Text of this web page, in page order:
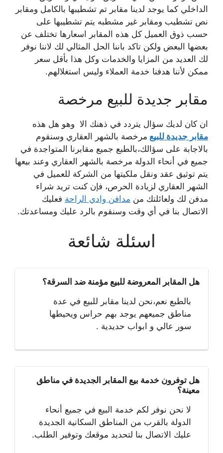
الداخلي كما يوجد لدينا مقابر تم تشطيبها بالكامل ومقابر
نص تشطيب ومقابر غير مشطبه يتم تشطيبها على
حسب ذوق العميل كل هذه المقابر اسعارها تختلف عن
بعضها البعض ولكن تاكد باننا الحل المثالي لك لاننا نوفر
لك العديد من المزايا والخدمات وكل هذا بأقل سعر
ممكن لأننا هدفنا خدمة العملاء وليس استغلالهم.
مقابر جديدة للبيع مرخصة
ان كان لديك سؤال يتردد في ذهنك الا وهو هل هذه
مقابر جديدة للبيع مرخصة بالشهر العقاري وسنقوم
بالاجابة على سؤالك،بالطبع جميع مقابرنا المتواجدة في
جميع في أنحاء الدولة مرخصة بالشهر العقاري وعند بيعها
يتم توثيق عقد ونقل ملكيتها من الشركة للعميل في
الشهر العقاري لزيادة الحرص، فإن كنت تريد شراء
مدفن لك ولعائلتك من مدافن وادي الراحة فعليك
الاتصال بنا في أي وقت وسنقوم بالرد عليك ومساعدتك.
اسئلة شائعة
هل المقابر المعروضة للبيع مؤمنة ضد السرقة؟
بالطبع نعم،نحن لدينا مقابر للبيع في عدة
مناطق جميعهم يوجد بهم حراس ويحيطها
سور عالي و ابواب حديدية .
هل توفرون خدمة بيع المقابر الجديدة في مناطق
معينة؟
لا نحن نوفر لكم خدمة البيع في جميع أنحاء
الدولة بالقرب من المناطق السكانية الجديدة
عليك الاتصال بنا لتحديد موقعك وتوفير الطلب.